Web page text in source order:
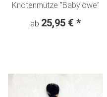
Knotenmütze "Babylöwe"
ab 25,95 € *